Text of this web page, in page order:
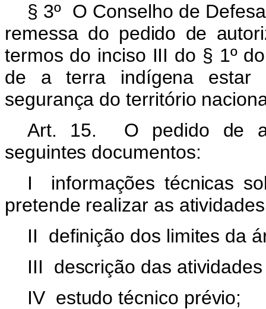
§ 3º O Conselho de
remessa do pedido de
termos do inciso III do § 1º
de a terra indígena estar
segurança do território
Art. 15. O pedido de
seguintes documentos:
I informações técnicas
pretende realizar as
II definição dos limites da
III descrição das
IV estudo técnico prévio;